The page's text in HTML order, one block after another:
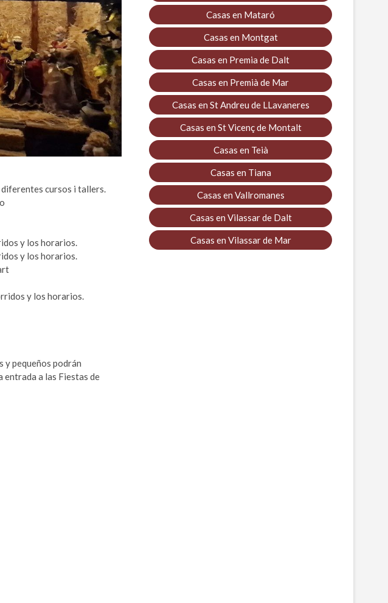
cursos i tallers.
y los horarios.
y los horarios.
y los horarios.
y pequeños podrán
entrada a las Fiestas de
Casas en Mataró
Casas en Montgat
Casas en Premia de Dalt
Casas en Premià de Mar
Casas en St Andreu de LLavaneres
Casas en St Vicenç de Montalt
Casas en Teià
Casas en Tiana
Casas en Vallromanes
Casas en Vilassar de Dalt
Casas en Vilassar de Mar